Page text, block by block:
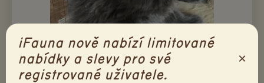
Prodám Mainskou mývalí kočku - Mainská mývalí koťátka s PP,
iFauna nově nabízí limitované
nabídky a slevy pro své
registrované uživatele.
×